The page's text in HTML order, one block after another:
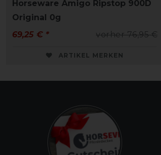
Horseware Amigo Ripstop 900D
Original 0g
vorher 76,95 €
69,25 € *
ARTIKEL MERKEN